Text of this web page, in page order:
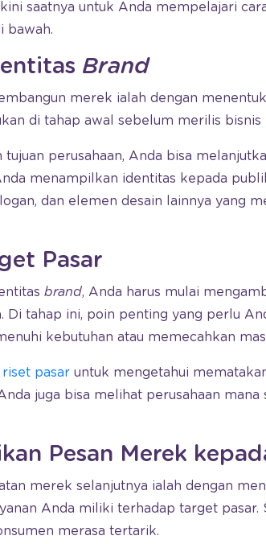
saatnya untuk Anda mempelajari
bawah.
Brand
merek ialah dengan
di tahap awal sebelum merilis bisnis
tujuan perusahaan, Anda bisa
menampilkan identitas kepada
dan elemen desain lainnya yang
Pasar
brand, Anda harus mulai
Di tahap ini, poin penting yang perlu
kebutuhan atau memecahkan
riset pasar untuk mengetahui
juga bisa melihat perusahaan
Pesan Merek
merek selanjutnya ialah dengan
Anda miliki terhadap target pasar.
merasa tertarik.